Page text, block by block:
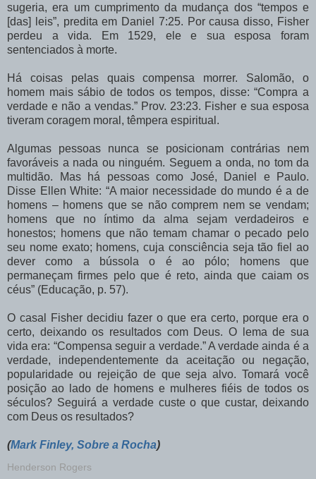
sugeria, era um cumprimento da mudança dos “tempos e
[das] leis”, predita em Daniel 7:25. Por causa disso, Fisher
perdeu a vida. Em 1529, ele e sua esposa foram
sentenciados à morte.
Há coisas pelas quais compensa morrer. Salomão, o
homem mais sábio de todos os tempos, disse: “Compra a
verdade e não a vendas.” Prov. 23:23. Fisher e sua esposa
tiveram coragem moral, têmpera espiritual.
Algumas pessoas nunca se posicionam contrárias nem
favoráveis a nada ou ninguém. Seguem a onda, no tom da
multidão. Mas há pessoas como José, Daniel e Paulo.
Disse Ellen White: “A maior necessidade do mundo é a de
homens – homens que se não comprem nem se vendam;
homens que no íntimo da alma sejam verdadeiros e
honestos; homens que não temam chamar o pecado pelo
seu nome exato; homens, cuja consciência seja tão fiel ao
dever como a bússola o é ao pólo; homens que
permaneçam firmes pelo que é reto, ainda que caiam os
céus” (Educação, p. 57).
O casal Fisher decidiu fazer o que era certo, porque era o
certo, deixando os resultados com Deus. O lema de sua
vida era: “Compensa seguir a verdade.” A verdade ainda é a
verdade, independentemente da aceitação ou negação,
popularidade ou rejeição de que seja alvo. Tomará você
posição ao lado de homens e mulheres fiéis de todos os
séculos? Seguirá a verdade custe o que custar, deixando
com Deus os resultados?
(Mark Finley, Sobre a Rocha)
Henderson Rogers